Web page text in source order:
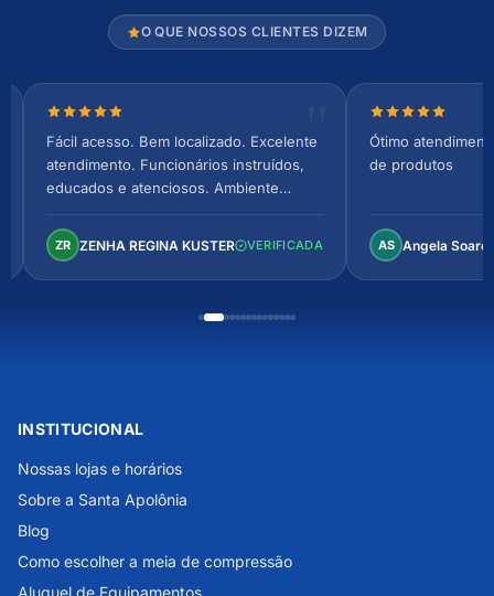
O QUE NOSSOS CLIENTES DIZEM
Nota 5 de 5 estrelas
Fácil acesso. Bem localizado. Excelente
atendimento. Funcionários instruídos,
educados e atenciosos. Ambiente
Perfeito!
ZR ZENHA REGINA KUSTER VERIFICADA
Nota 5 de 5
Ótimo
de produtos
AS Angela
INSTITUCIONAL
Nossas lojas e horários
Sobre a Santa Apolônia
Blog
Como escolher a meia de compressão